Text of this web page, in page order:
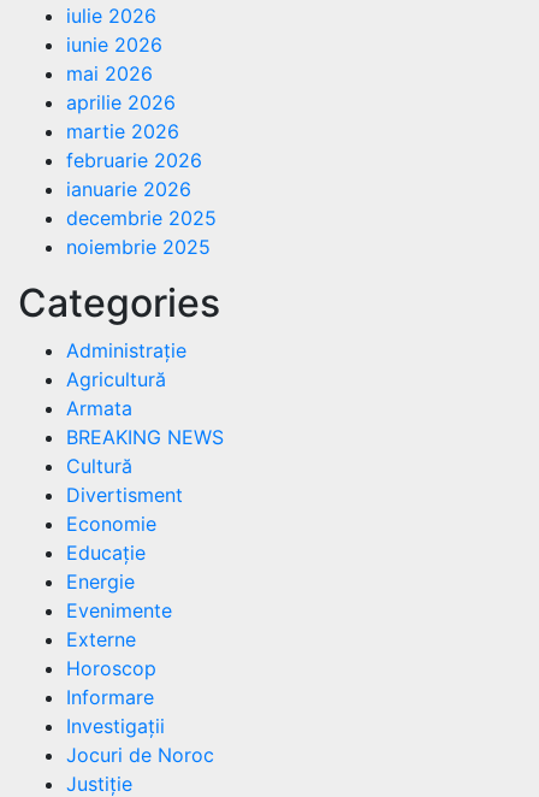
iulie 2026
iunie 2026
mai 2026
aprilie 2026
martie 2026
februarie 2026
ianuarie 2026
decembrie 2025
noiembrie 2025
Categories
Administrație
Agricultură
Armata
BREAKING NEWS
Cultură
Divertisment
Economie
Educație
Energie
Evenimente
Externe
Horoscop
Informare
Investigații
Jocuri de Noroc
Justiție